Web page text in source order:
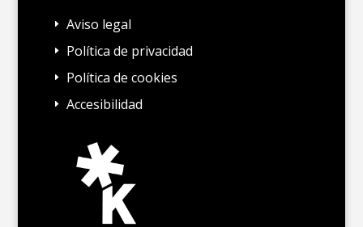
E Aviso legal
E Política de privacidad
E Política de cookies
E Accesibilidad